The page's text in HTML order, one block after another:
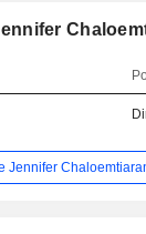
Jennifer